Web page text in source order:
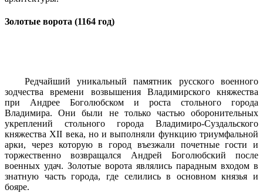
Золотые ворота (1164 год)
Редчайший уникальный памятник русского военного
зодчества времени возвышения Владимирского княжества
при Андрее Боголюбском и роста стольного города
Владимира. Они были не только частью оборонительных
укреплений стольного города Владимиро-Суздальского
княжества XII века, но и выполняли функцию триумфальной
арки, через которую в город въезжали почетные гости и
торжественно возвращался Андрей Боголюбский после
военных удач. Золотые ворота являлись парадным входом в
знатную часть города, где селились в основном князья и
бояре.